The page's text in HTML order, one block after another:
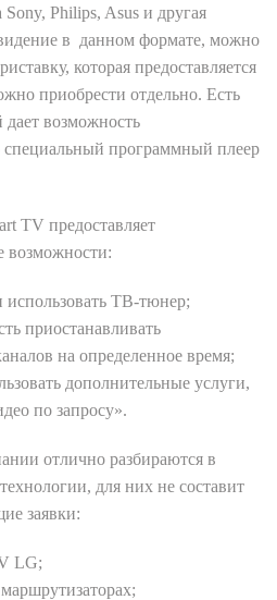
Philips, Asus и другая
в данном формате, можно
которая предоставляется
приобрести отдельно. Есть
возможность
специальный программный плеер
TV предоставляет
возможности:
использовать ТВ-тюнер;
приостанавливать
на определенное время;
дополнительные услуги,
по запросу».
отлично разбираются в
для них не составит
заявки:
LG;